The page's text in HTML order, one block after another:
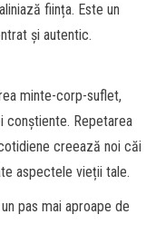
ființa. Este un
și autentic.
minte-corp-suflet,
conștiente. Repetarea
creează noi căi
aspectele vieții tale.
pas mai aproape de